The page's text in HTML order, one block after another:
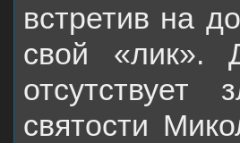
встретив на
свой «лик».
святости